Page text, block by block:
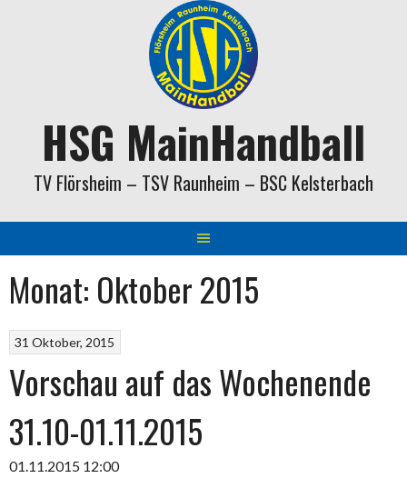
HSG MainHandball
TV Flörsheim – TSV Raunheim – BSC Kelsterbach
Monat: Oktober 2015
31 Oktober, 2015
Vorschau auf das Wochenende
31.10-01.11.2015
01.11.2015 12:00